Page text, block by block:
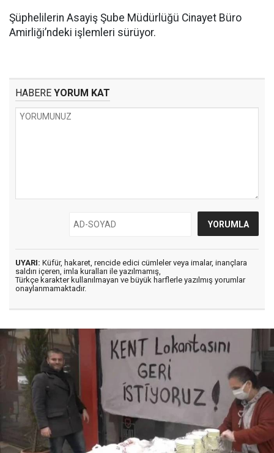
Şüphelilerin Asayiş Şube Müdürlüğü Cinayet Büro
Amirliği’ndeki işlemleri sürüyor.
HABERE YORUM KAT
UYARI: Küfür, hakaret, rencide edici cümleler veya imalar, inançlara
saldırı içeren, imla kuralları ile yazılmamış,
Türkçe karakter kullanılmayan ve büyük harflerle yazılmış yorumlar
onaylanmamaktadır.